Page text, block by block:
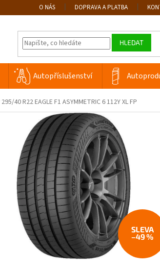
O NÁS DOPRAVA A PLATBA
HLEDAT
Autopříslušenství
40 R22 EAGLE F1 ASYMMETRIC 6 112Y XL FP
–49 %